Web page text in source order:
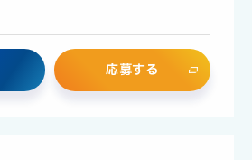
応募する